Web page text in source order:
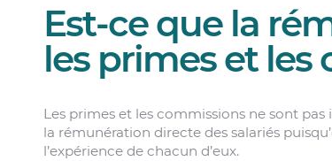
Est-ce que la
les primes et les
Les primes et les commissions ne sont
la rémunération directe des salariés
l’expérience de chacun d’eux.